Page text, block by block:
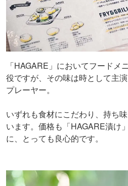
「HAGARE」においてフードメ
役ですが、その味は時として主
プレーヤー。
いずれも食材にこだわり、持ち
います。価格も「HAGARE漬け
に、とっても良心的です。